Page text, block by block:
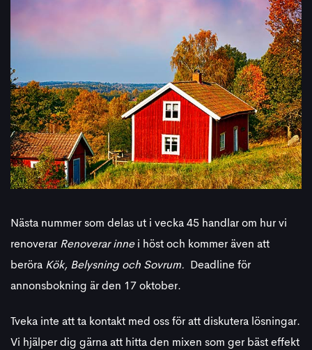
Nästa nummer som delas ut i vecka 45 handlar om hur vi
renoverar Renoverar inne i höst och kommer även att
beröra Kök, Belysning och Sovrum.
Deadline för
annonsbokning är den 17 oktober.
Tveka inte att ta kontakt med oss för att diskutera lösningar.
Vi hjälper dig gärna att hitta den mixen som ger bäst effekt